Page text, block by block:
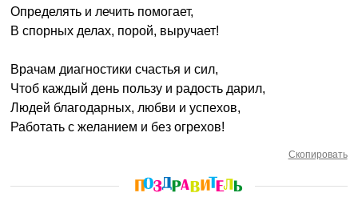
Определять и лечить помогает,
В спорных делах, порой, выручает!
Врачам диагностики счастья и сил,
Чтоб каждый день пользу и радость дарил,
Людей благодарных, любви и успехов,
Работать с желанием и без огрехов!
Скопировать